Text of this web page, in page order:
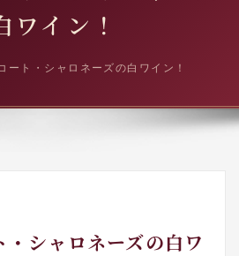
ョ
り
ワイン！
ート・シャロネーズの白ワイン！
・シャロネーズの白ワ